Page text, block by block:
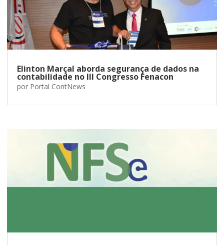
Elinton Marçal aborda segurança de dados na
contabilidade no III Congresso Fenacon
por Portal ContNews